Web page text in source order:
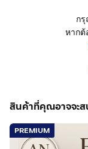
ก
หากต้
สินค้าที่คุณอาจจะส
PREMIUM